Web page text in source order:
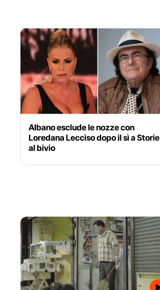
Albano esclude le nozze con
Loredana Lecciso dopo il sì a Storie
al bivio